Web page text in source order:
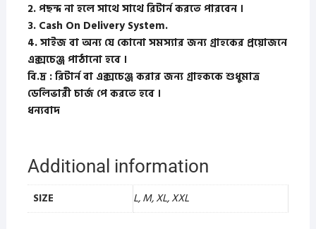
2. পছন্দ না হলে সাথে সাথে রিটার্ন করতে পারবেন ।
3. Cash On Delivery System.
4. সাইজ বা অন্য যে কোনো সমস্যার জন্য গ্রাহকের প্রয়োজনে
এক্সচেঞ্জ পাঠানো হবে ।
বি.দ্র : রিটার্ন বা এক্সচেঞ্জ করার জন্য গ্রাহককে শুধুমাত্র
ডেলিভারী চার্জ পে করতে হবে ।
ধন্যবাদ
Additional information
SIZE L, M, XL, XXL